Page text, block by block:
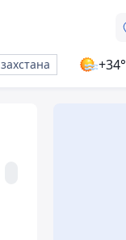
+34°